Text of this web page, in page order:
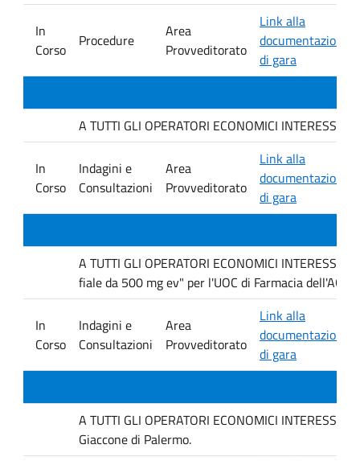
In
Corso
Procedure
Area
Provveditorato
Link alla
documentazione
di gara
A TUTTI GLI OPERATORI ECONOMICI
In
Corso
Indagini e
Consultazioni
Area
Provveditorato
Link alla
documentazione
di gara
A TUTTI GLI OPERATORI ECONOMICI
fiale da 500 mg ev" per l'UOC di Farmacia
In
Corso
Indagini e
Consultazioni
Area
Provveditorato
Link alla
documentazione
di gara
A TUTTI GLI OPERATORI ECONOMICI
Giaccone di Palermo.